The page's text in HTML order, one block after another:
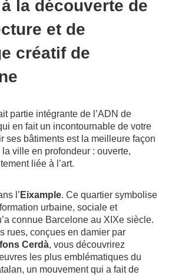
la découverte de
et de
créatif de
partie intégrante de l’ADN de
en fait un incontournable de votre
ses bâtiments est la meilleure façon
ville en profondeur : ouverte,
liée à l’art.
l’ Eixample. Ce quartier symbolise
urbaine, sociale et
connue Barcelone au XIXe siècle.
rues, conçues en damier par
Cerdà, vous découvrirez
les plus emblématiques du
un mouvement qui a fait de